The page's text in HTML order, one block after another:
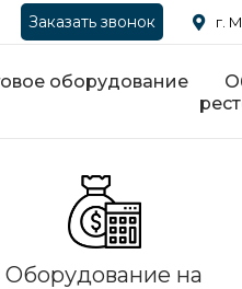
Заказать звонок г.
оборудование
Оборудование на